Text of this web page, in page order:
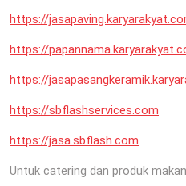
https://
https://
https://
https://sbflashservices.com
https://jasa.sbflash.com
Untuk catering dan produk